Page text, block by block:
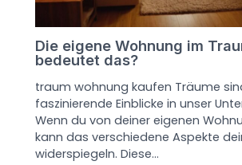
Die eigene Wohnung im
bedeutet das?
traum wohnung kaufen Träume
faszinierende Einblicke in unser
Wenn du von deiner eigenen
kann das verschiedene Aspekte
widerspiegeln. Diese…